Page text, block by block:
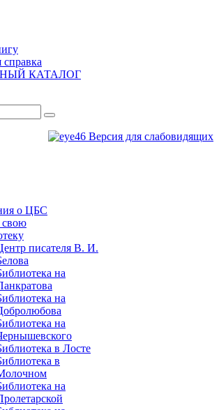
справка
КАТАЛОГ
Версия для слабовидящих
о ЦБС
писателя В. И.
на
на
на
в Лосте
в
на